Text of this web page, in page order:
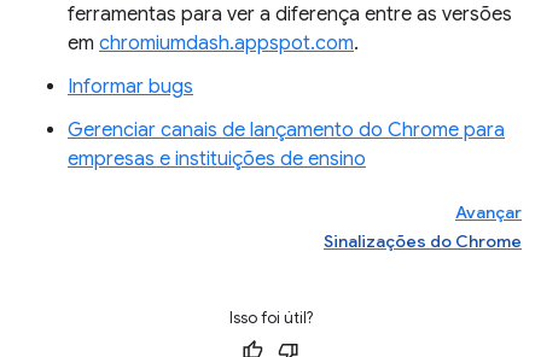
ferramentas para ver a diferença entre as versões
em chromiumdash.appspot.com.
Informar bugs
Gerenciar canais de lançamento do Chrome para
empresas e instituições de ensino
Avançar
Sinalizações do Chrome
Isso foi útil?